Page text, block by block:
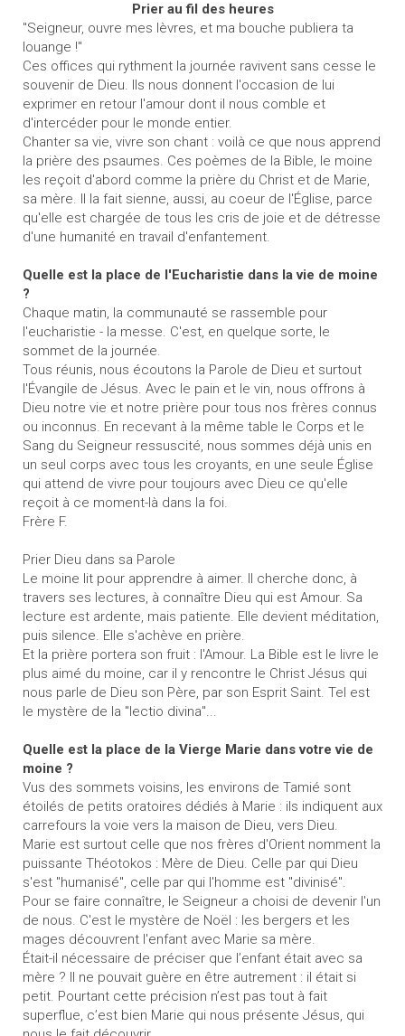
Prier au fil des heures
"Seigneur, ouvre mes lèvres, et ma bouche publiera ta
louange !"
Ces offices qui rythment la journée ravivent sans cesse le
souvenir de Dieu. Ils nous donnent l'occasion de lui
exprimer en retour l'amour dont il nous comble et
d'intercéder pour le monde entier.
Chanter sa vie, vivre son chant : voilà ce que nous apprend
la prière des psaumes. Ces poèmes de la Bible, le moine
les reçoit d'abord comme la prière du Christ et de Marie,
sa mère. Il la fait sienne, aussi, au coeur de l'Église, parce
qu'elle est chargée de tous les cris de joie et de détresse
d'une humanité en travail d'enfantement.
Quelle est la place de l'Eucharistie dans la vie de moine
?
Chaque matin, la communauté se rassemble pour
l'eucharistie - la messe. C'est, en quelque sorte, le
sommet de la journée.
Tous réunis, nous écoutons la Parole de Dieu et surtout
l'Évangile de Jésus. Avec le pain et le vin, nous offrons à
Dieu notre vie et notre prière pour tous nos frères connus
ou inconnus. En recevant à la même table le Corps et le
Sang du Seigneur ressuscité, nous sommes déjà unis en
un seul corps avec tous les croyants, en une seule Église
qui attend de vivre pour toujours avec Dieu ce qu'elle
reçoit à ce moment-là dans la foi.
Frère F.
Prier Dieu dans sa Parole
Le moine lit pour apprendre à aimer. Il cherche donc, à
travers ses lectures, à connaître Dieu qui est Amour. Sa
lecture est ardente, mais patiente. Elle devient méditation,
puis silence. Elle s'achève en prière.
Et la prière portera son fruit : l'Amour. La Bible est le livre le
plus aimé du moine, car il y rencontre le Christ Jésus qui
nous parle de Dieu son Père, par son Esprit Saint. Tel est
le mystère de la "lectio divina"...
Quelle est la place de la Vierge Marie dans votre vie de
moine ?
Vus des sommets voisins, les environs de Tamié sont
étoilés de petits oratoires dédiés à Marie : ils indiquent aux
carrefours la voie vers la maison de Dieu, vers Dieu.
Marie est surtout celle que nos frères d'Orient nomment la
puissante Théotokos : Mère de Dieu. Celle par qui Dieu
s'est "humanisé", celle par qui l'homme est "divinisé".
Pour se faire connaître, le Seigneur a choisi de devenir l'un
de nous. C'est le mystère de Noël : les bergers et les
mages découvrent l'enfant avec Marie sa mère.
Était-il nécessaire de préciser que l’enfant était avec sa
mère ? Il ne pouvait guère en être autrement : il était si
petit. Pourtant cette précision n’est pas tout à fait
superflue, c’est bien Marie qui nous présente Jésus, qui